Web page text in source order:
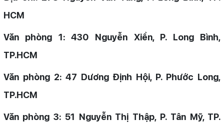
HCM
Văn phòng 1: 430 Nguyễn Xiển, P. Long Bình,
TP.HCM
Văn phòng 2: 47 Dương Định Hội, P. Phước Long,
TP.HCM
Văn phòng 3: 51 Nguyễn Thị Thập, P. Tân Mỹ, TP.